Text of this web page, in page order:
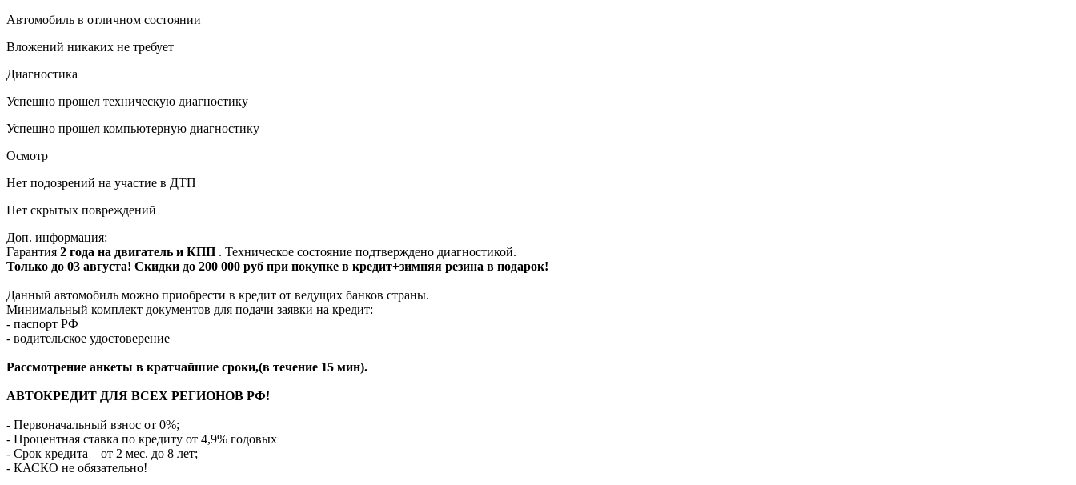
Автомобиль в отличном состоянии
Вложений никаких не требует
Диагностика
Успешно прошел техническую диагностику
Успешно прошел компьютерную диагностику
Осмотр
Нет подозрений на участие в ДТП
Нет скрытых повреждений
Доп. информация:
Гарантия 2 года на двигатель и КПП . Техническое состояние подтверждено диагностикой.
Только до 03 августа! Скидки до 200 000 руб при покупке в кредит+зимняя резина в подарок!
Данный автомобиль можно приобрести в кредит от ведущих банков страны.
Минимальный комплект документов для подачи заявки на кредит:
- паспорт РФ
- водительское удостоверение
Рассмотрение анкеты в кратчайшие сроки,(в течение 15 мин).
АВТОКРЕДИТ ДЛЯ ВСЕХ РЕГИОНОВ РФ!
- Первоначальный взнос от 0%;
- Процентная ставка по кредиту от 4,9% годовых
- Срок кредита – от 2 мес. до 8 лет;
- КАСКО не обязательно!